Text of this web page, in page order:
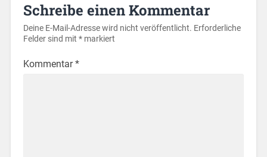
Schreibe einen Kommentar
Deine E-Mail-Adresse wird nicht veröffentlicht. Erforderliche
Felder sind mit *markiert
Kommentar*